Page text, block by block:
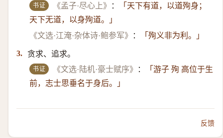
书证 《孟子·尽心上》 ：
「天下有道，以道殉身；
天下无道，以身殉道。」
《文选·江淹·杂体诗·鲍参军》
： 「殉义非为利。」
3. 贪求、追求。
书证 《文选·陆机·豪士赋序》 ：
「游子 殉 高位于生
前，志士思垂名于身后。」
反馈